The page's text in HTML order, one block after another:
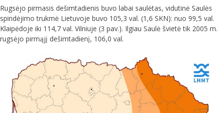
Rugsėjo pirmasis dešimtadienis buvo labai saulėtas, vidutinė Saulės
spindėjimo trukmė Lietuvoje buvo 105,3 val. (1,6 SKN): nuo 99,5 val.
Klaipėdoje iki 114,7 val. Vilniuje (3 pav.). Ilgiau Saulė švietė tik 2005 m.
rugsėjo pirmąjį dešimtadienį, 106,0 val.